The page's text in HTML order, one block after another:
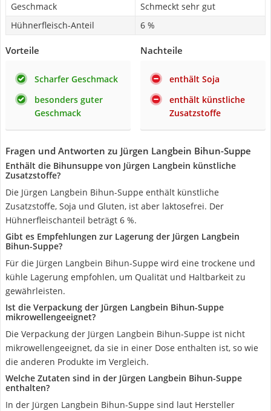
Geschmack
Schmeckt sehr gut
Hühnerfleisch-Anteil
6 %
Vorteile
Scharfer Geschmack
besonders guter
Geschmack
Nachteile
enthält Soja
enthält künstliche
Zusatzstoffe
Fragen und Antworten zu Jürgen Langbein Bihun-Suppe
Enthält die Bihunsuppe von Jürgen Langbein künstliche
Zusatzstoffe?
Die Jürgen Langbein Bihun-Suppe enthält künstliche
Zusatzstoffe, Soja und Gluten, ist aber laktosefrei. Der
Hühnerfleischanteil beträgt 6 %.
Gibt es Empfehlungen zur Lagerung der Jürgen Langbein
Bihun-Suppe?
Für die Jürgen Langbein Bihun-Suppe wird eine trockene und
kühle Lagerung empfohlen, um Qualität und Haltbarkeit zu
gewährleisten.
Ist die Verpackung der Jürgen Langbein Bihun-Suppe
mikrowellengeeignet?
Die Verpackung der Jürgen Langbein Bihun-Suppe ist nicht
mikrowellengeeignet, da sie in einer Dose enthalten ist, so wie
die anderen Produkte im Vergleich.
Welche Zutaten sind in der Jürgen Langbein Bihun-Suppe
enthalten?
In der Jürgen Langbein Bihun-Suppe sind laut Hersteller